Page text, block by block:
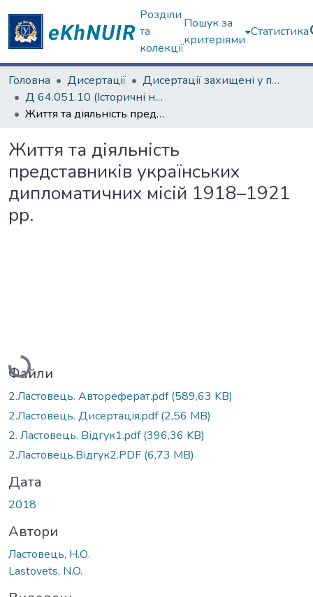
Розділи
та
колекції
Пошук за
критеріями
Статистика
Головна Дисертації
Дисертації захищені у постійних радах
Д 64.051.10 (Історичні науки)
Життя та діяльність представників українських дипломатичних місій 1918–1921 рр.
Життя та діяльність
представників українських
дипломатичних місій 1918–1921
рр.
Вантажиться...
Файли
2.Ластовець. Автореферат.pdf(589,63 KB)
2.Ластовець. Дисертація.pdf(2,56 MB)
2. Ластовець. Відгук1.pdf(396,36 KB)
2.Ластовець.Відгук2.PDF (6,73 MB)
Дата
2018
Автори
Ластовець, Н.О.
Lastovets, N.O.